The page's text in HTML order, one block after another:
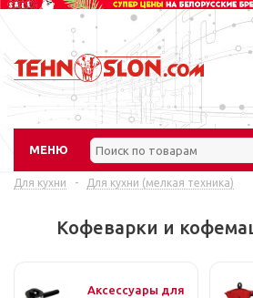
МЕНЮ
Для кухни - Для кухни (мелкая техника)
Кофеварки и
Аксессуары для